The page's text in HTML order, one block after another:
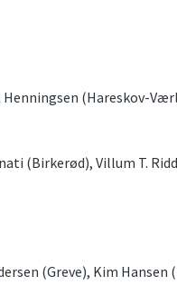
(Hareskov-
(Birkerød), Villum T.
(Greve), Kim Hansen